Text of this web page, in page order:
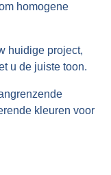
homogene
huidige project,
u de juiste toon.
kleuren voor